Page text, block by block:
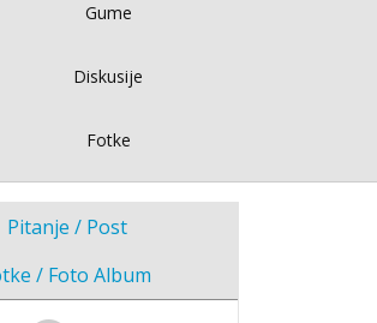
Gume
Diskusije
Fotke
Pitanje / Post
/ Foto Album